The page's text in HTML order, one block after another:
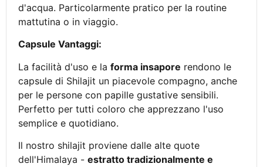
d'acqua. Particolarmente pratico per la routine
mattutina o in viaggio.
Capsule Vantaggi:
La facilità d'uso e la forma insapore rendono le
capsule di Shilajit un piacevole compagno, anche
per le persone con papille gustative sensibili.
Perfetto per tutti coloro che apprezzano l'uso
semplice e quotidiano.
Il nostro shilajit proviene dalle alte quote
dell'Himalaya - estratto tradizionalmente e